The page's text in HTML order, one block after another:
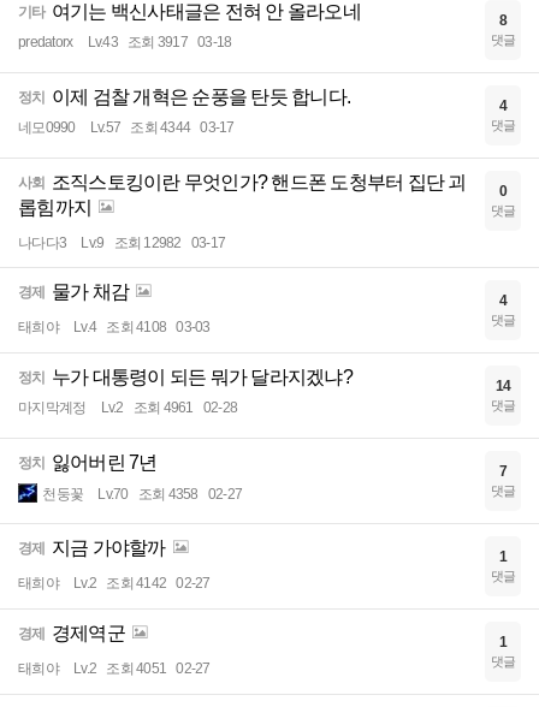
기타 여기는 백신사태글은 전혀 안 올라오네
predatorx Lv.43 조회 3917 03-18
8
댓글
정치 이제 검찰 개혁은 순풍을 탄듯 합니다.
네모0990 Lv.57 조회 4344 03-17
4
댓글
사회
조직스토킹이란 무엇인가? 핸드폰 도청부터 집단 괴
롭힘까지
나다다3 Lv.9 조회 12982 03-17
0
댓글
경제 물가 채감
태희야 Lv.4 조회 4108 03-03
4
댓글
정치 누가 대통령이 되든 뭐가 달라지겠냐?
마지막계정 Lv.2 조회 4961 02-28
14
댓글
정치 잃어버린 7년
천둥꽃 Lv.70 조회 4358 02-27
7
댓글
경제 지금 가야할까
태희야 Lv.2 조회 4142 02-27
1
댓글
경제 경제역군
태희야 Lv.2 조회 4051 02-27
1
댓글